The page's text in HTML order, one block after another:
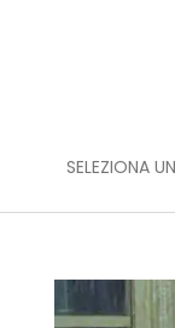
SELEZIONA